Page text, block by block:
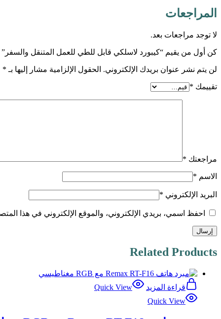
المراجعات
لا توجد مراجعات بعد.
كن أول من يقيم “كيبورد لاسلكي قابل للطي للعمل المتنقل والسفر”
لن يتم نشر عنوان بريدك الإلكتروني. الحقول الإلزامية مشار إليها بـ *
تقييمك *
مراجعتك *
الاسم *
البريد الإلكتروني *
احفظ اسمي، بريدي الإلكتروني، والموقع الإلكتروني في هذا
Related Products
قراءة المزيد
Quick View
Quick View